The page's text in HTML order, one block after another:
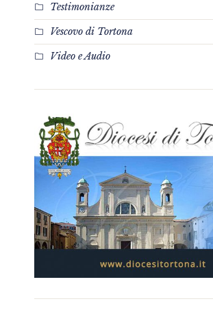
Testimonianze
Vescovo di Tortona
Video e Audio